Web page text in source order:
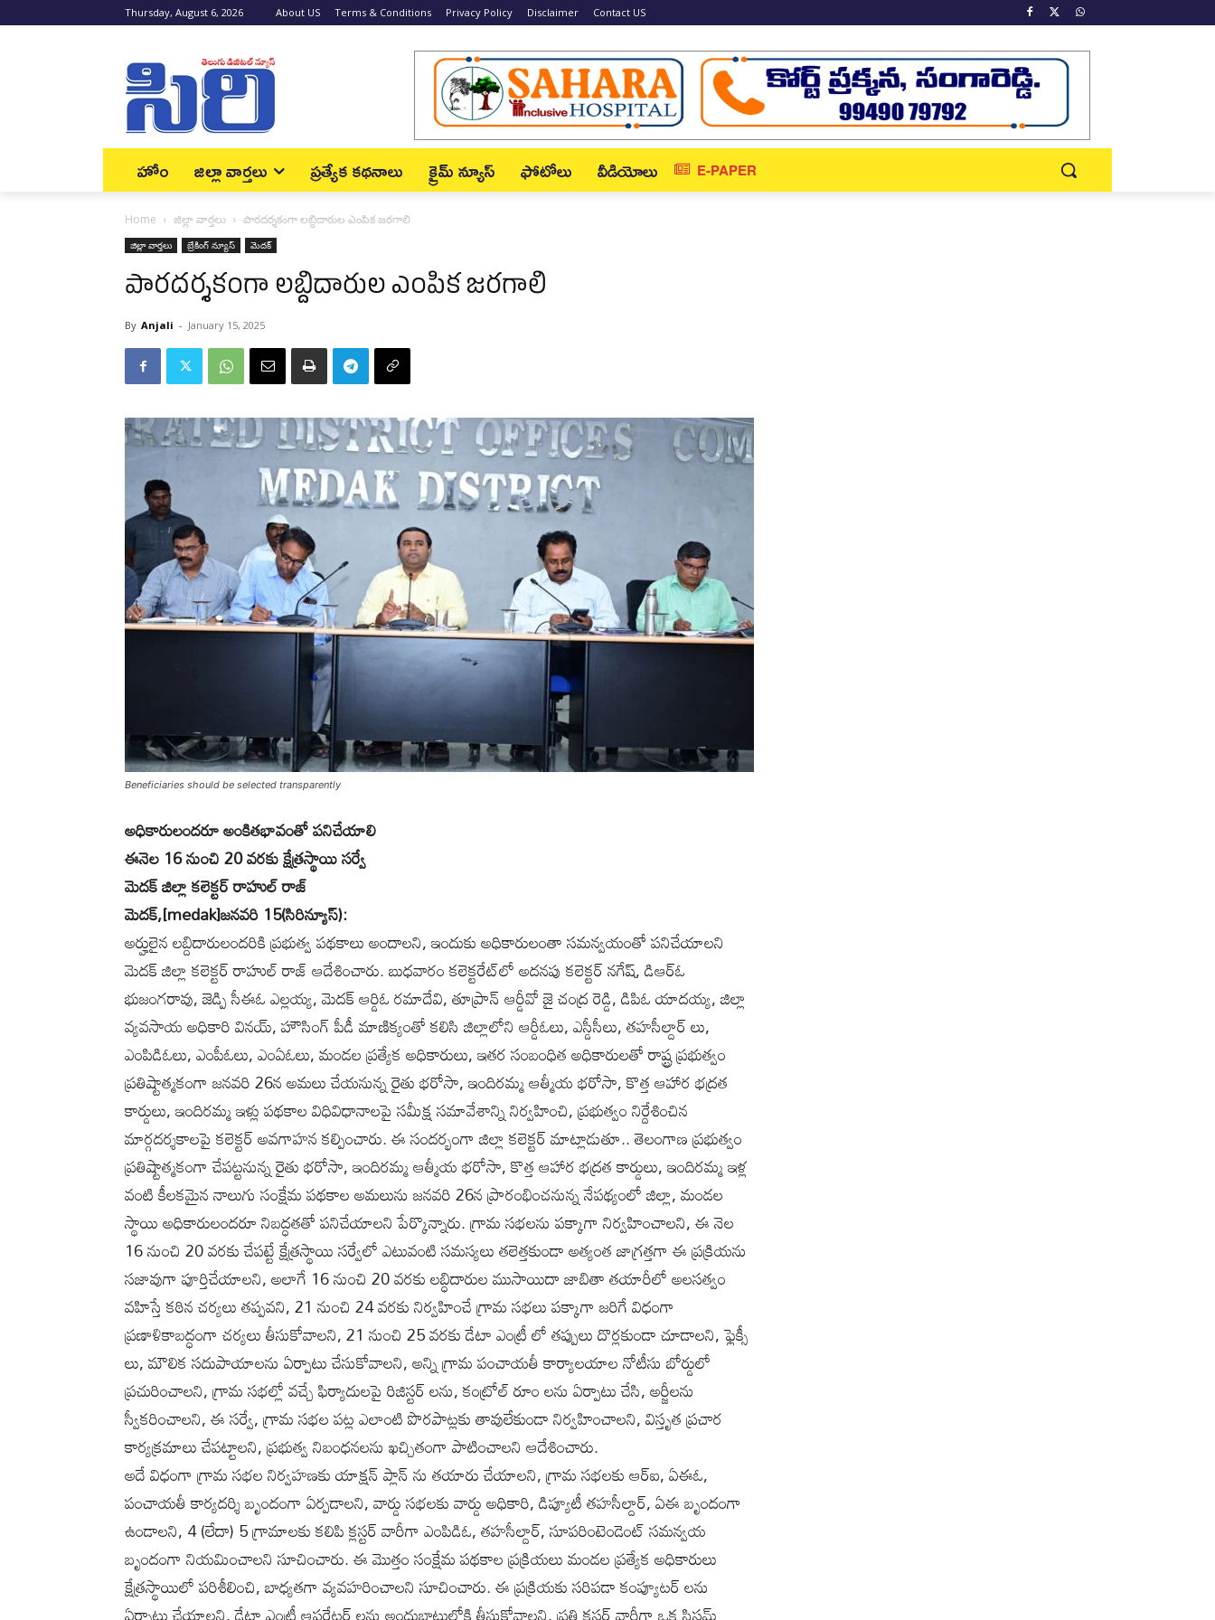
Thursday, August 6, 2026 About US Terms & Conditions Privacy Policy Disclaimer Contact US
హోం జిల్లా వార్త‌లు ప్రత్యేక కథనాలు క్రైమ్ న్యూస్‌ ఫోటోలు వీడియోలు E-PAPER
Home జిల్లా వార్త‌లు పార‌ద‌ర్శ‌కంగా ల‌బ్దిదారుల ఎంపిక జ‌ర‌గాలి
జిల్లా వార్త‌లు బ్రేకింగ్ న్యూస్‌ మెద‌క్
పార‌ద‌ర్శ‌కంగా ల‌బ్దిదారుల ఎంపిక జ‌ర‌గాలి
By Anjali - January 15, 2025
Beneficiaries should be selected transparently
అధికారులందరూ అంకితభావంతో పనిచేయాలి
ఈనెల 16 నుంచి 20 వ‌ర‌కు క్షేత్ర‌స్థాయి స‌ర్వే
మెద‌క్ జిల్లా కలెక్టర్ రాహుల్ రాజ్
మెద‌క్‌,[medak]జ‌న‌వ‌రి 15(సిరిన్యూస్‌):
అర్హులైన ల‌బ్దిదారులంద‌రికి ప్ర‌భుత్వ ప‌థ‌కాలు అందాల‌ని, ఇందుకు అధికారులంతా స‌మ‌న్వ‌యంతో ప‌నిచేయాల‌ని
మెద‌క్ జిల్లా క‌లెక్ట‌ర్ రాహుల్ రాజ్ ఆదేశించారు. బుధవారం క‌లెక్ట‌రేట్‌లో అదనపు కలెక్టర్ నగేష్, డిఆర్ఓ
భుజంగరావు, జెడ్పి సీఈఓ ఎల్లయ్య, మెదక్ ఆర్డిఓ రమాదేవి, తూప్రాన్ ఆర్డీవో జై చంద్ర రెడ్డి, డిపిఓ యాదయ్య, జిల్లా
వ్యవసాయ అధికారి వినయ్, హౌసింగ్ పీడీ మాణిక్యంతో కలిసి జిల్లాలోని ఆర్డీఓలు, ఎస్డీసీలు, తహసీల్దార్ లు,
ఎంపిడిఓలు, ఎంపీఓలు, ఎంఏఓలు, మండల ప్రత్యేక అధికారులు, ఇతర సంబంధిత అధికారులతో రాష్ట్ర ప్రభుత్వం
ప్రతిష్టాత్మకంగా జనవరి 26న అమలు చేయనున్న రైతు భరోసా, ఇందిరమ్మ ఆత్మీయ భరోసా, కొత్త ఆహార భద్రత
కార్డులు, ఇందిరమ్మ ఇళ్లు ప‌థ‌కాల విధివిధానాలపై సమీక్ష సమావేశాన్ని నిర్వహించి, ప్రభుత్వం నిర్దేశించిన
మార్గదర్శకాలపై కలెక్టర్ అవగాహన కల్పించారు. ఈ సందర్భంగా జిల్లా కలెక్టర్ మాట్లాడుతూ.. తెలంగాణ ప్రభుత్వం
ప్రతిష్టాత్మకంగా చేపట్టనున్న రైతు భరోసా, ఇందిరమ్మ ఆత్మీయ భరోసా, కొత్త ఆహార భద్రత కార్డులు, ఇందిరమ్మ ఇళ్ల
వంటి కీలకమైన నాలుగు సంక్షేమ పథకాల అమలును జనవరి 26న ప్రారంభించనున్న నేపథ్యంలో జిల్లా, మండల
స్థాయి అధికారులందరూ నిబద్ధతతో పనిచేయాలని పేర్కొన్నారు. గ్రామ సభలను పక్కాగా నిర్వహించాలని, ఈ నెల
16 నుంచి 20 వరకు చేపట్టే క్షేత్రస్థాయి సర్వేలో ఎటువంటి సమస్యలు తలెత్తకుండా అత్యంత జాగ్రత్తగా ఈ ప్రక్రియను
సజావుగా పూర్తిచేయాలని, అలాగే 16 నుంచి 20 వరకు లబ్ధిదారుల ముసాయిదా జాబితా తయారీలో అలసత్వం
వహిస్తే కఠిన చర్యలు తప్పవని, 21 నుంచి 24 వరకు నిర్వహించే గ్రామ సభలు పక్కాగా జరిగే విధంగా
ప్రణాళికాబద్ధంగా చర్యలు తీసుకోవాలని, 21 నుంచి 25 వరకు డేటా ఎంట్రీ లో తప్పులు దొర్లకుండా చూడాలని, ఫ్లెక్సీ
లు, మౌలిక సదుపాయాలను ఏర్పాటు చేసుకోవాలని, అన్ని గ్రామ పంచాయతీ కార్యాలయాల నోటీసు బోర్డులో
ప్రచురించాలని, గ్రామ సభల్లో వచ్చే ఫిర్యాదులపై రిజిస్టర్ లను, కంట్రోల్ రూం లను ఏర్పాటు చేసి, అర్జీలను
స్వీకరించాలని, ఈ సర్వే, గ్రామ సభల పట్ల ఎలాంటి పొరపాట్లకు తావులేకుండా నిర్వహించాలని, విస్తృత ప్రచార
కార్యక్రమాలు చేపట్టాలని, ప్రభుత్వ నిబంధనలను ఖచ్చితంగా పాటించాలని ఆదేశించారు.
అదే విధంగా గ్రామ సభల నిర్వహణకు యాక్షన్ ప్లాన్ ను తయారు చేయాలని, గ్రామ సభలకు ఆర్ఐ, ఏఈఓ,
పంచాయతీ కార్యదర్శి బృందంగా ఏర్పడాలని, వార్డు సభలకు వార్డు అధికారి, డిప్యూటీ తహసీల్దార్, ఏఈ బృందంగా
ఉండాలని, 4 (లేదా) 5 గ్రామాలకు కలిపి క్లస్టర్ వారీగా ఎంపిడిఓ, తహసీల్దార్, సూపరింటెండెంట్ సమన్వయ
బృందంగా నియమించాలని సూచించారు. ఈ మొత్తం సంక్షేమ పథకాల ప్రక్రియలు మండల ప్రత్యేక అధికారులు
క్షేత్రస్థాయిలో పరిశీలించి, బాధ్యతగా వ్యవహరించాలని సూచించారు. ఈ ప్రక్రియకు సరిపడా కంప్యూటర్ లను